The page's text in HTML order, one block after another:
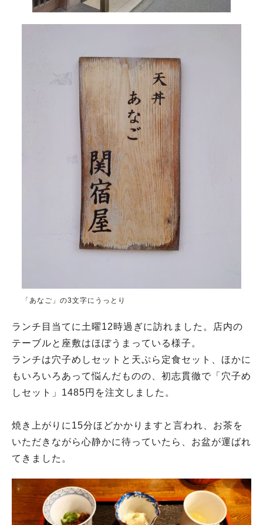
「あなご」の3文字にうっとり
ランチ目当てに土曜12時過ぎに訪れました。店内の
テーブルと座敷はほぼうまっている様子。
ランチは穴子めしセットと天ぷら定食セット、ほかに
もいろいろあって悩んだものの、初志貫徹で「穴子め
しセット」1485円を注文しました。
焼き上がりに15分ほどかかりますと言われ、お茶を
いただきながら心静かに待っていたら、お盆が運ばれ
てきました。